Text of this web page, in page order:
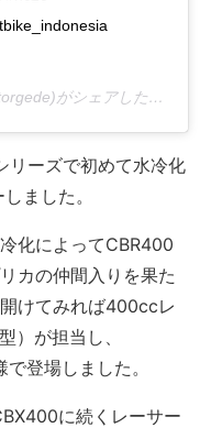
がシェアした投稿 –
リーズで初めて水冷化
ました。
化によってCBR400
カの仲間入りを果た
けてみれば400ccレ
）が担当し、
登場しました。
に続くレーサー